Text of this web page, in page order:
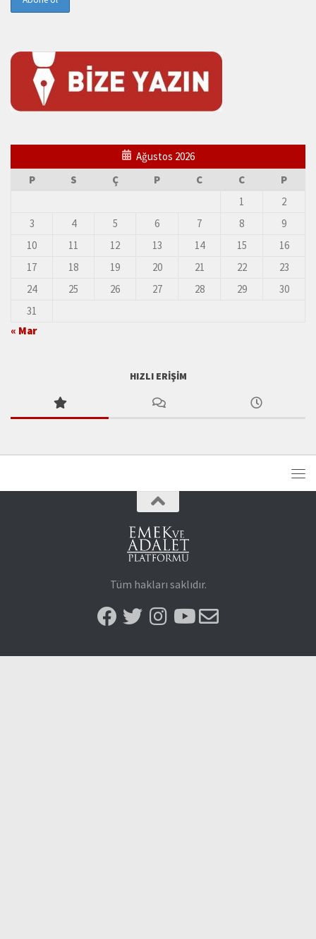
Ağustos 2026
P
S Ç P C C
P
1
2
3
4 5 6 7 8
9
10
11 12 13 14 15
16
17
18 19 20 21 22
23
24
25 26 27 28 29
30
31
« Mar
HIZLI ERIŞIM
Tüm hakları saklıdır.